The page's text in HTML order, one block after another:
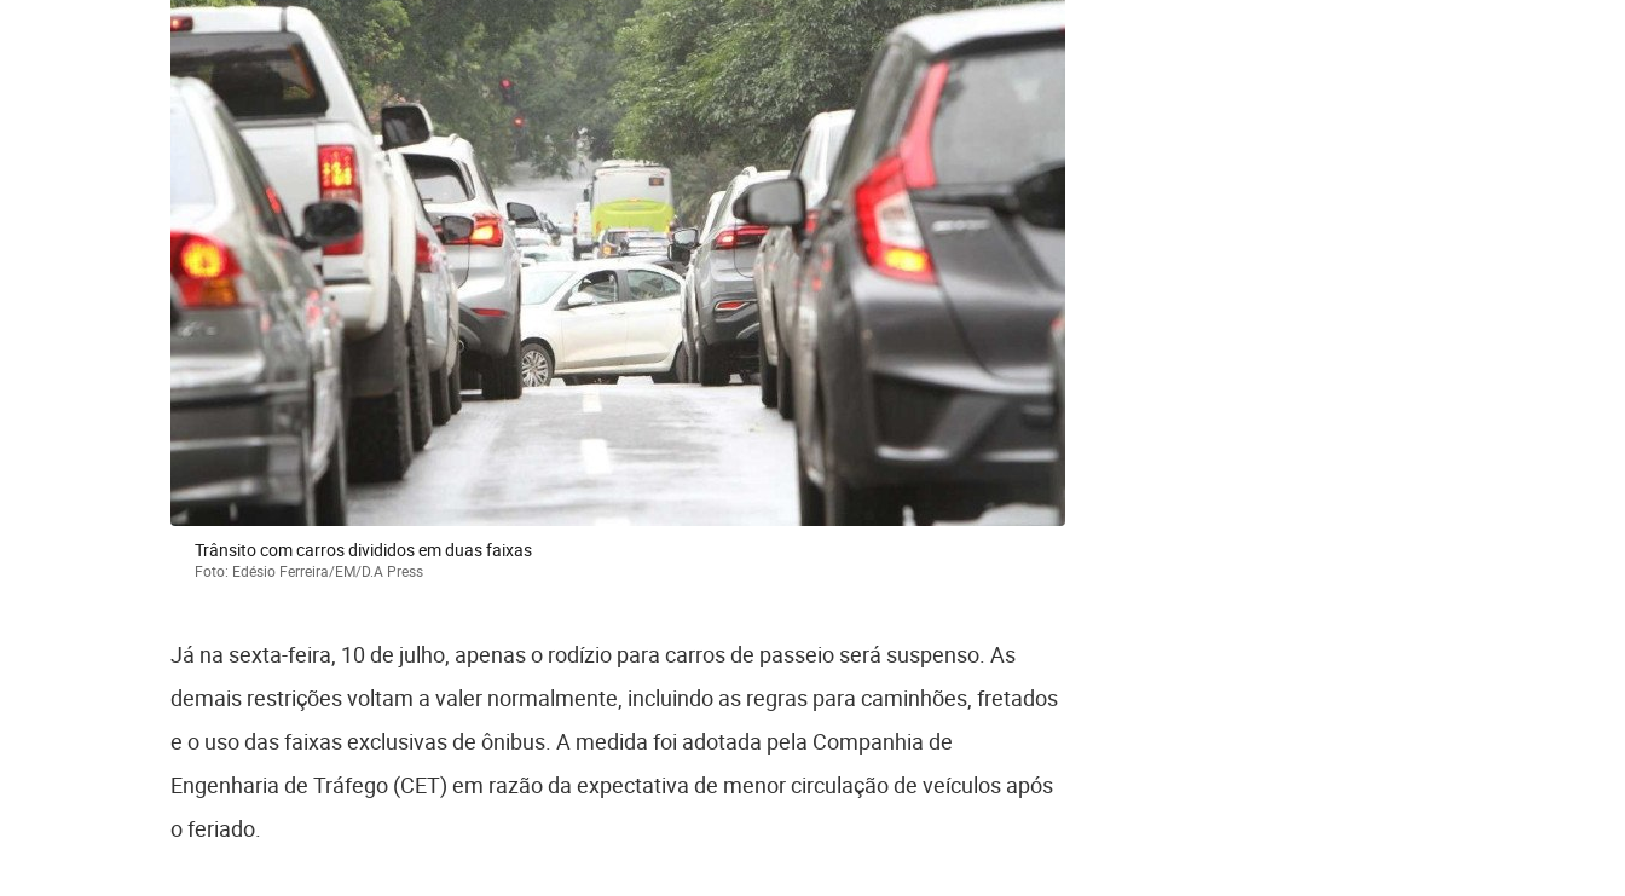
Trânsito com carros divididos em duas faixas
Foto: Edésio Ferreira/EM/D.A Press
Já na sexta-feira, 10 de julho, apenas o rodízio para carros de passeio será suspenso. As
demais restrições voltam a valer normalmente, incluindo as regras para caminhões, fretados
e o uso das faixas exclusivas de ônibus. A medida foi adotada pela Companhia de
Engenharia de Tráfego (CET) em razão da expectativa de menor circulação de veículos após
o feriado.